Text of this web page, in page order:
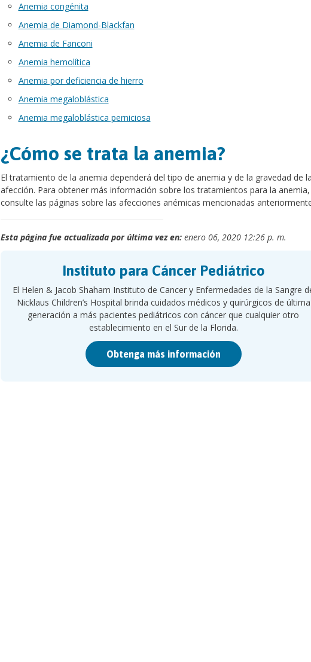
Anemia congénita
Anemia de Diamond-Blackfan
Anemia de Fanconi
Anemia hemolítica
Anemia por deficiencia de hierro
Anemia megaloblástica
Anemia megaloblástica perniciosa
¿Cómo se trata la anemia?
El tratamiento de la anemia dependerá del tipo de anemia y de la gravedad de la
afección. Para obtener más información sobre los tratamientos para la anemia,
consulte las páginas sobre las afecciones anémicas mencionadas
Esta página fue actualizada por última vez en:enero 06, 2020 12:26 p. m.
Instituto para Cáncer Pediátrico
El Helen & Jacob Shaham Instituto de Cancer y Enfermedades de la Sangre
Nicklaus Children’s Hospital brinda cuidados médicos y quirúrgicos de última
generación a más pacientes pediátricos con cáncer que cualquier otro
establecimiento en el Sur de la Florida.
Obtenga más información